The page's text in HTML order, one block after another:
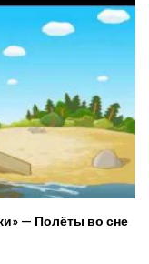
— Полёты во сне